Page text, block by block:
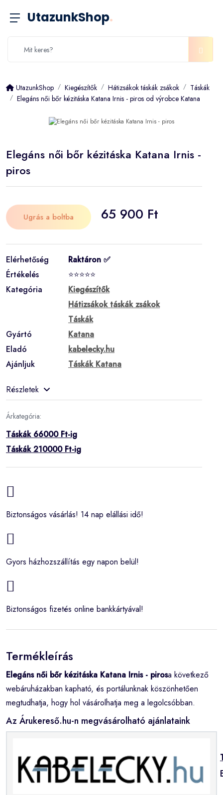
UtazunkShop.
UtazunkShop Kiegészítők Hátizsákok táskák zsákok
Táskák
Elegáns női bőr kézitáska Katana Irnis - piros od výrobce Katana
Elegáns női bőr kézitáska Katana Irnis -
piros
Ugrás a boltba 65 900 Ft
Elérhetőség
Raktáron ✅
Értékelés
⭐⭐⭐⭐⭐
Kategória
Kiegészítők
Hátizsákok táskák zsákok
Táskák
Gyártó
Katana
Eladó
kabelecky.hu
Ajánljuk
Táskák Katana
Részletek
Árkategória:
Táskák 66000 Ft-ig
Táskák 210000 Ft-ig
Biztonságos vásárlás! 14 nap elállási idő!
Gyors házhozszállítás egy napon belül!
Biztonságos fizetés online bankkártyával!
Termékleírás
Elegáns női bőr kézitáska Katana Irnis - pirosa következő
webáruházakban kapható, és portálunknak köszönhetően
megtudhatja, hogy hol vásárolhatja meg a legolcsóbban.
Az Árukereső.hu-n megvásárolható ajánlataink